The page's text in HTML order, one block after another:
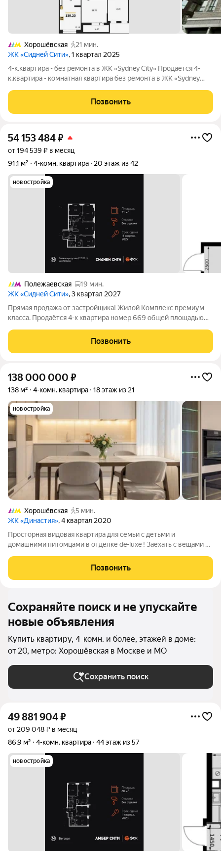
Хорошёвская
21 мин.
ЖК «Сидней Сити», 1 квартал 2025
4-к.квартира - без ремонта в ЖК «Sydney City» Продается 4-
к.квартира - комнатная квартира без ремонта в ЖК «Sydney
метро Хорошево. Если вы хотите купить квартиру без
ремонта, купить
Позвонить
54 153 484₽
от 194 539 ₽ в месяц
91,1 м²
4-комн. квартира 20 этаж из 42
новостройка
Полежаевская
19 мин.
ЖК «Сидней Сити», 3 квартал 2027
Прямая продажа от застройщика! Жилой Комплекс премиум-
класса. Продаётся 4-к квартира номер 669 общей площадью
Мастер-зона с санузлом и гардеробной. Всё для вашего
комфорта и удобства,
Позвонить
138 000 000 ₽
138 м² 4-комн. квартира 18 этаж из 21
новостройка
Хорошёвская
5 мин.
ЖК «Династия», 4 квартал 2020
Просторная видовая квартира для семьи с детьми и
домашними питомцами в отделке de-luxe ! Заехать с вещами и
качество отделки, материалы и техника премиум-класса, в
квартире создан абсолютный
Позвонить
Сохраняйте поиск и не упускайте
новые объявления
Купить квартиру, 4-комн. и более, этажей в доме:
от 20, метро: Хорошёвская в Москве и МО
Сохранить поиск
49 881 904₽
от 209 048 ₽ в месяц
86,9 м²
4-комн. квартира 44 этаж из 57
новостройка